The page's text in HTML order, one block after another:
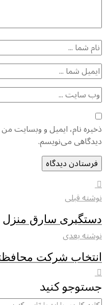
نام، ایمیل و وبسایت من در
می‌نویسم.
قبلی
سارق منزل
بعدی
شرکت محافظتی
کنید